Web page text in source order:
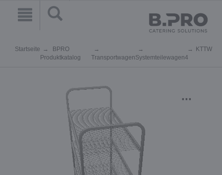
Startseite
BPRO
Produktkatalog
TransportwagenSystemteilewagen
KTTW
4
...